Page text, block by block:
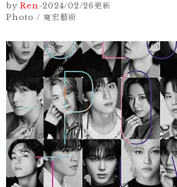
by Ren-2024/02/26更新
Photo / 寬宏藝術